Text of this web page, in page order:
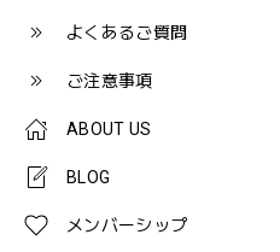
よくあるご質問
ご注意事項
ABOUT US
BLOG
メンバーシップ